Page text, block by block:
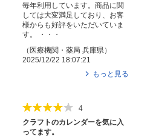
毎年利用しています。商品に関
しては大変満足しており、お客
様からも好評をいただいていま
す。 ・・・
（医療機関・薬局 兵庫県 ）
2025/12/22 18:07:21
もっと見る
4
クラフトのカレンダーを気に入
ってます。